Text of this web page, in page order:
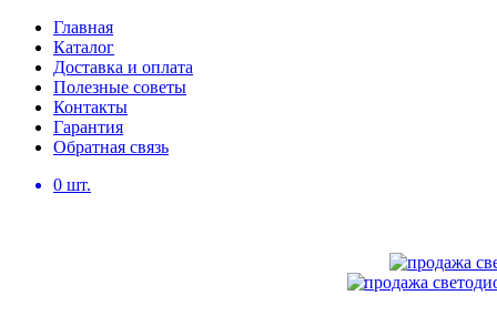
Главная
Каталог
Доставка и оплата
Полезные советы
Контакты
Гарантия
Обратная связь
0 шт.